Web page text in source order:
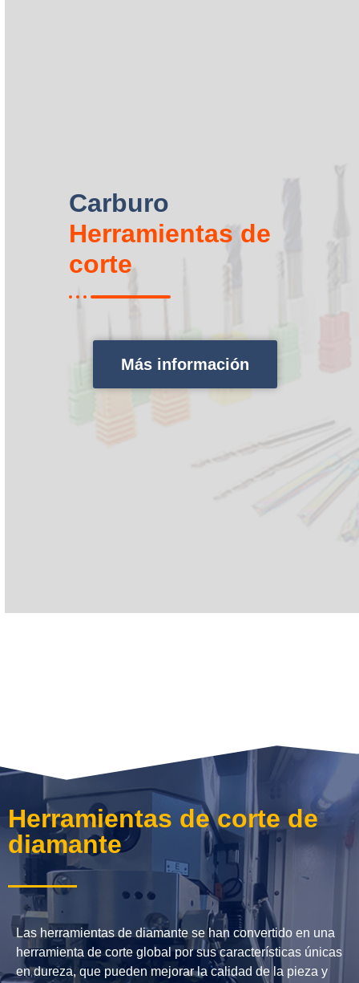
Carburo
Herramientas de
corte
Más información
Herramientas de corte de
diamante
Las herramientas de diamante se han convertido en una
herramienta de corte global por sus características únicas
en dureza, que pueden mejorar la calidad de la pieza y